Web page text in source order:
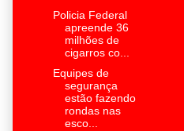
Policia Federal
apreende 36
milhões de
cigarros co...
Equipes de
segurança
estão fazendo
rondas nas
esco...